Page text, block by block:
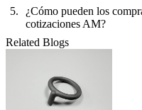
¿Cómo pueden los
cotizaciones AM?
Related Blogs